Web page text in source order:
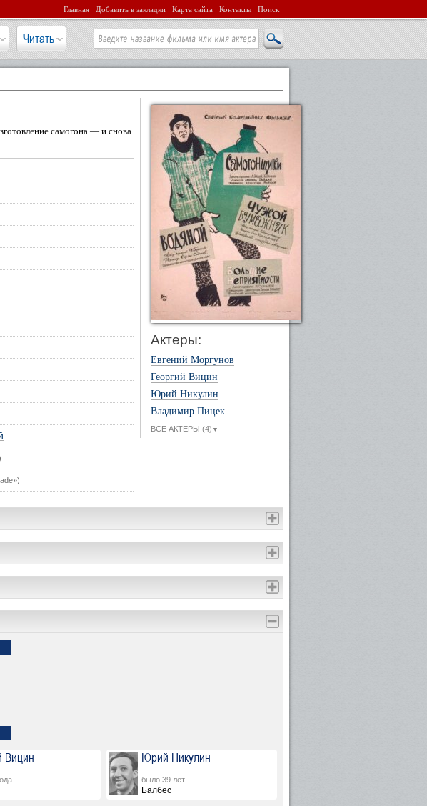
Главная Добавить в закладки Карта сайта Контакты Поиск
Читать
самогона — и снова
Актеры:
Евгений Моргунов
Георгий Вицин
Юрий Никулин
Владимир Пицек
ВСЕ АКТЕРЫ (4) ▼
Вицин Юрий Никулин
было 39 лет
Балбес